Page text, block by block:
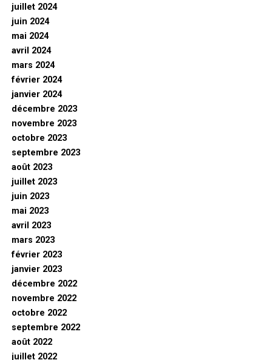
juillet 2024
juin 2024
mai 2024
avril 2024
mars 2024
février 2024
janvier 2024
décembre 2023
novembre 2023
octobre 2023
septembre 2023
août 2023
juillet 2023
juin 2023
mai 2023
avril 2023
mars 2023
février 2023
janvier 2023
décembre 2022
novembre 2022
octobre 2022
septembre 2022
août 2022
juillet 2022